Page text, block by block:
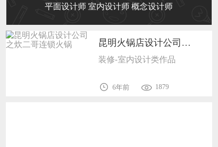
恭喜133****8874用户作品已成功备案！
恭喜138****8638用户作品已成功备案！
恭喜133****9020用户作品已成功备案！
平面设计师 室内设计师 概念设计师
昆明火锅店设计公司之炊二哥连锁火锅1702
装修-室内设计类作品
6年前 1879